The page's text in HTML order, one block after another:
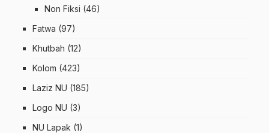
Non Fiksi (46)
Fatwa (97)
Khutbah (12)
Kolom (423)
Laziz NU (185)
Logo NU (3)
NU Lapak (1)